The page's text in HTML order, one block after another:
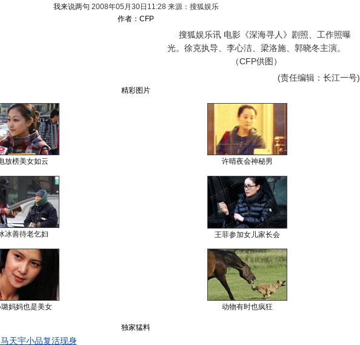
我来说两句 2008年05月30日11:28 来源：搜狐娱乐
作者：CFP
搜狐娱乐讯 电影《深海寻人》剧照、工作照曝
光。徐克执导、李心洁、梁洛施、郭晓冬主演。
（CFP供图）
(责任编辑：长江一号)
精彩图片
放榜美女如云 许晴夜会神秘男
冰善待老乞妇 王菲参加女儿家长会
妈妈也是美女 动物有时也疯狂
独家猛料
天宇小品复活现身